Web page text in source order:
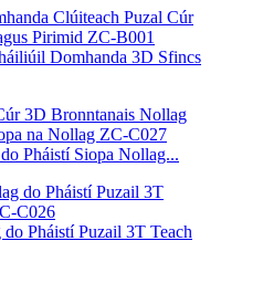
Domhanda 3D Sfincs
Pháistí Siopa Nollag...
Pháistí Puzail 3T Teach